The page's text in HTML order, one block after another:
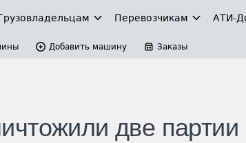
Перевозчикам АТИ-
Добавить машину Заказы
две партии